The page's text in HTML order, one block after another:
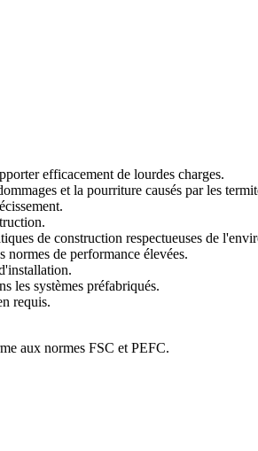
efficacement de lourdes charges.
et la pourriture causés par les
de construction respectueuses de
normes de performance élevées.
les systèmes préfabriqués.
requis.
aux normes FSC et PEFC.